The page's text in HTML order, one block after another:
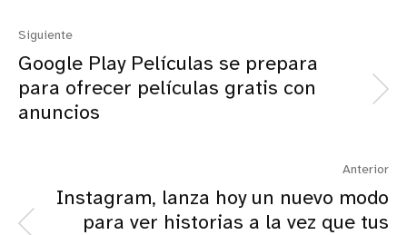
Siguiente
Google Play Películas se prepara
para ofrecer películas gratis con
anuncios
Anterior
Instagram, lanza hoy un nuevo modo
para ver historias a la vez que tus